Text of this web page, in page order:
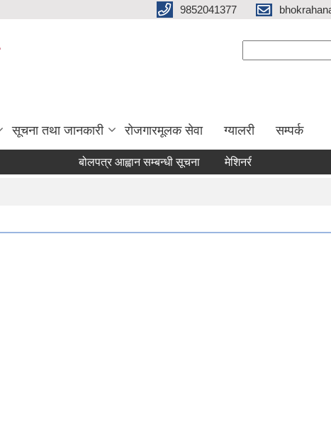
9852041377
सूचना तथा जानकारी रोजगारमूलक सेवा ग्यालरी सम्पर्क
बोलपत्र आह्वान सम्बन्धी सूचना मेशिनरी उपकरण भाडामा लिने